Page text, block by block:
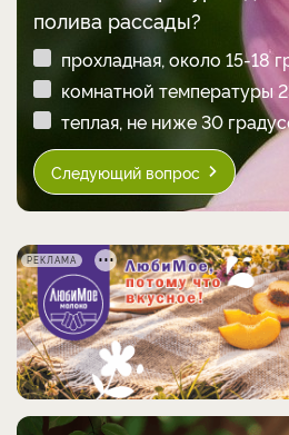
полива рассады?
прохладная, около 15-18
комнатной температуры
теплая, не ниже 30
Следующий вопрос
РЕКЛАМА